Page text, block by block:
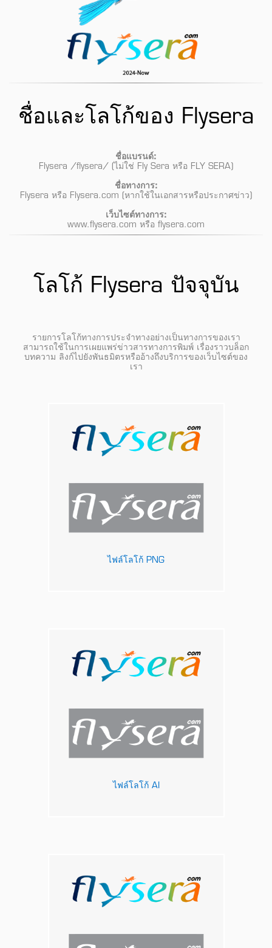
ชื่อและโลโก้ของ Flysera
ชื่อแบรนด์:
Flysera /flysera/ (ไม่ใช่ Fly Sera หรือ FLY SERA
ชื่อทางการ:
Flysera หรือ Flysera.com (หากใช้ในเอกสารหรือประกาศข่าว)
เว็บไซต์ทางการ:
www.flysera.com หรือ flysera.com
โลโก้ Flysera ปัจจุบัน
รายการโลโก้ทางการประจำทางอย่างเป็นทางการของเรา
สามารถใช้ในการเผยแพร่ข่าวสารทางการพิมพ์ เรื่องราวบล็อก
บทความ ลิงก์ไปยังพันธมิตรหรืออ้างถึงบริการของเว็บไซต์ของ
เรา
ไฟล์โลโก้ PNG
ไฟล์โลโก้ AI